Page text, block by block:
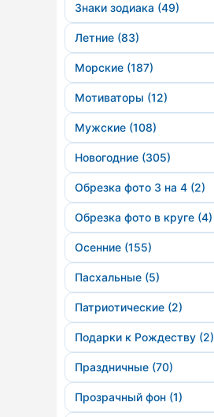
Знаки зодиака (49)
Летние (83)
Морские (187)
Мотиваторы (12)
Мужские (108)
Новогодние (305)
Обрезка фото 3 на 4 (2)
Обрезка фото в круге (4)
Осенние (155)
Пасхальные (5)
Патриотические (2)
Подарки к Рождеству (2)
Праздничные (70)
Прозрачный фон (1)